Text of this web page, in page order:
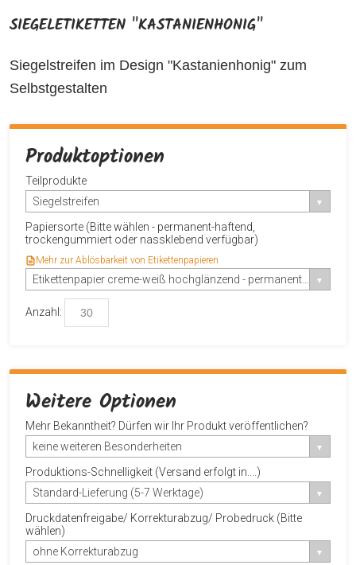
SIEGELETIKETTEN "KASTANIENHONIG"
Siegelstreifen im Design "Kastanienhonig" zum
Selbstgestalten
Produktoptionen
Teilprodukte
Siegelstreifen
Papiersorte (Bitte wählen - permanent-haftend,
trockengummiert oder nassklebend verfügbar)
Mehr zur Ablösbarkeit von Etikettenpapieren
Anzahl:
Weitere Optionen
Mehr Bekanntheit? Dürfen wir Ihr Produkt veröffentlichen?
keine weiteren Besonderheiten
Produktions-Schnelligkeit (Versand erfolgt in....)
Standard-Lieferung (5-7 Werktage)
Druckdatenfreigabe/ Korrekturabzug/ Probedruck (Bitte
wählen)
ohne Korrekturabzug